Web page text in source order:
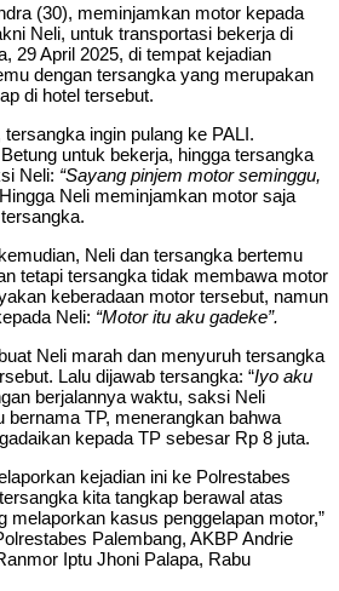
(30), meminjamkan motor kepada
Neli, untuk transportasi bekerja di
29 April 2025, di tempat kejadian
dengan tersangka yang merupakan
di hotel tersebut.
ingin pulang ke PALI.
untuk bekerja, hingga tersangka
Neli: “Sayang pinjem motor seminggu,
Neli meminjamkan motor saja
Neli dan tersangka bertemu
tetapi tersangka tidak membawa motor
keberadaan motor tersebut, namun
Neli: “Motor itu aku gadeke”.
Neli marah dan menyuruh tersangka
Lalu dijawab tersangka: “Iyo aku
berjalannya waktu, saksi Neli
bernama TP, menerangkan bahwa
kepada TP sebesar Rp 8 juta.
kejadian ini ke Polrestabes
kita tangkap berawal atas
melaporkan kasus penggelapan motor,”
Palembang, AKBP Andrie
Iptu Jhoni Palapa, Rabu